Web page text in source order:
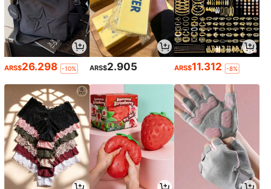
ARS$26.298 -10% ARS$2.905 ARS$11.312 -8%